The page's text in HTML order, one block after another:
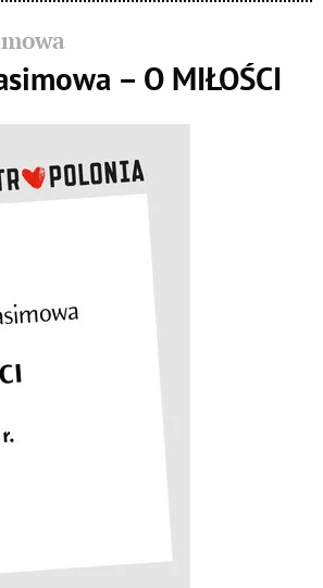
– O MIŁOŚCI